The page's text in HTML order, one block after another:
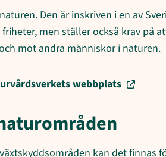
Den är inskriven i en av
men ställer också krav på
mot andra människor i naturen.
webbplats
kan det finnas